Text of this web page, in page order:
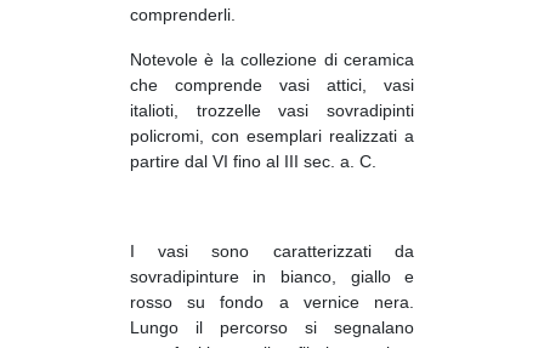
comprenderli.
Notevole è la collezione di ceramica
che comprende vasi attici, vasi
italioti, trozzelle vasi sovradipinti
policromi, con esemplari realizzati a
partire dal VI fino al III sec. a. C.
I vasi sono caratterizzati da
sovradipinture in bianco, giallo e
rosso su fondo a vernice nera.
Lungo il percorso si segnalano